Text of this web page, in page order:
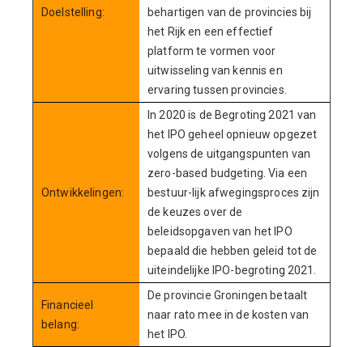
Doelstelling:
behartigen van de provincies bij
het Rijk en een effectief
platform te vormen voor
uitwisseling van kennis en
ervaring tussen provincies.
Ontwikkelingen:
In 2020 is de Begroting 2021 van
het IPO geheel opnieuw opgezet
volgens de uitgangspunten van
zero-based budgeting. Via een
bestuur-lijk afwegingsproces zijn
de keuzes over de
beleidsopgaven van het IPO
bepaald die hebben geleid tot de
uiteindelijke IPO-begroting 2021.
Financieel
belang:
De provincie Groningen betaalt
naar rato mee in de kosten van
het IPO.